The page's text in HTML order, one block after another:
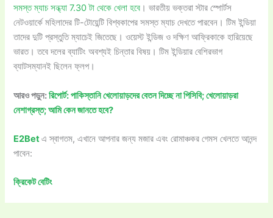
সমস্ত ম্যাচ সন্ধ্যা 7.30 টা থেকে খেলা হবে । ভারতীয় ভক্তরা স্টার স্পোর্টস
নেটওয়ার্কে মহিলাদের টি-টোয়েন্টি বিশ্বকাপের সমস্ত ম্যাচ দেখতে পারবেন। টিম ইন্ডিয়া
তাদের দুটি প্রস্তুতি ম্যাচেই জিতেছে। ওয়েস্ট ইন্ডিজ ও দক্ষিণ আফ্রিকাকে হারিয়েছে
ভারত। তবে দলের ব্যাটিং অবশ্যই চিন্তার বিষয়। টিম ইন্ডিয়ার বেশিরভাগ
ব্যাটসম্যানই ছিলেন ফ্লপ।
আরও পড়ুন:রিপোর্ট: পাকিস্তানি খেলোয়াড়দের বেতন দিচ্ছে না পিসিবি; খেলোয়াড়রা
নেশাগ্রস্ত; আমি কেন জানতে হবে?
E2Betএ স্বাগতম, এখানে আপনার জন্য মজার এবং রোমাঞ্চকর গেমস খেলতে আনন্দ
পাবেন:
ক্রিকেট বেটিং